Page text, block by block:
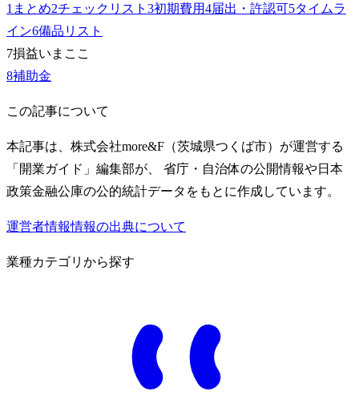
1 まとめ2チェックリスト 3初期費用4届出・許認可5タイムラ
イン6備品リスト
7損益いまここ
8補助金
この記事について
本記事は、株式会社more&F（茨城県つくば市）が運営する
「開業ガイド」編集部が、 省庁・自治体の公開情報や日本
政策金融公庫の公的統計データをもとに作成しています。
運営者情報情報の出典について
業種カテゴリから探す